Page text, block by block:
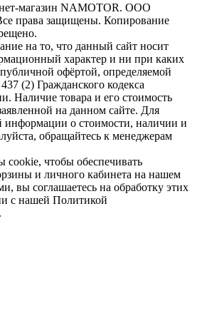
магазин NAMOTOR. ООО
права защищены. Копирование
на то, что данный сайт носит
характер и ни при каких
офёртой, определяемой
(2) Гражданского кодекса
Наличие товара и его стоимость
на данном сайте. Для
информации о стоимости, наличии и
обращайтесь к менеджерам
чтобы обеспечивать
и личного кабинета на нашем
вы соглашаетесь на обработку этих
с нашей Политикой